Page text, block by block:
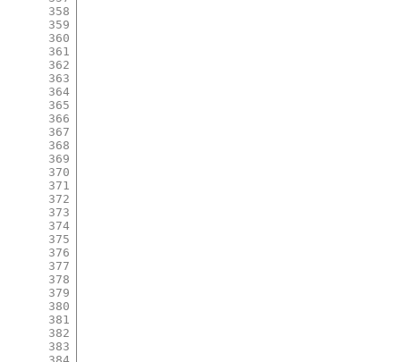
358
359
360
361
362
363
364
365
366
367
368
369
370
371
372
373
374
375
376
377
378
379
380
381
382
383